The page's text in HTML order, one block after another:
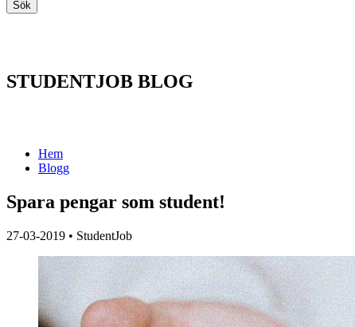
STUDENTJOB BLOG
Hem
Blogg
Spara pengar som student!
27-03-2019 • StudentJob